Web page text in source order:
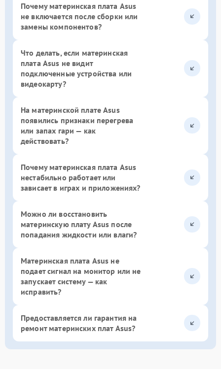
Почему материнская плата Asus
не включается после сборки или
замены компонентов?
Что делать, если материнская
плата Asus не видит
подключенные устройства или
видеокарту?
На материнской плате Asus
появились признаки перегрева
или запах гари — как
действовать?
Почему материнская плата Asus
нестабильно работает или
зависает в играх и приложениях?
Можно ли восстановить
материнскую плату Asus после
попадания жидкости или влаги?
Материнская плата Asus не
подает сигнал на монитор или не
запускает систему — как
исправить?
Предоставляется ли гарантия на
ремонт материнских плат Asus?